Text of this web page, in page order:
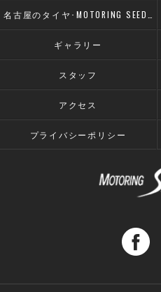
ギャラリー
スタッフ
アクセス
プライバシーポリシー